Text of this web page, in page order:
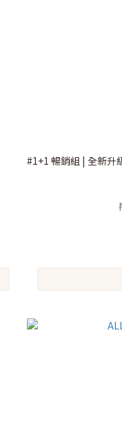
#1+1 暢銷組 | 全新升